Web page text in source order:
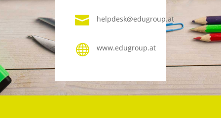
 helpdesk@edugroup.at
 www.edugroup.at